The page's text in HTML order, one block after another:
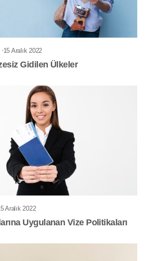
15 Aralık 2022
Gidilen Ülkeler
Aralık 2022
Uygulanan Vize Politikaları